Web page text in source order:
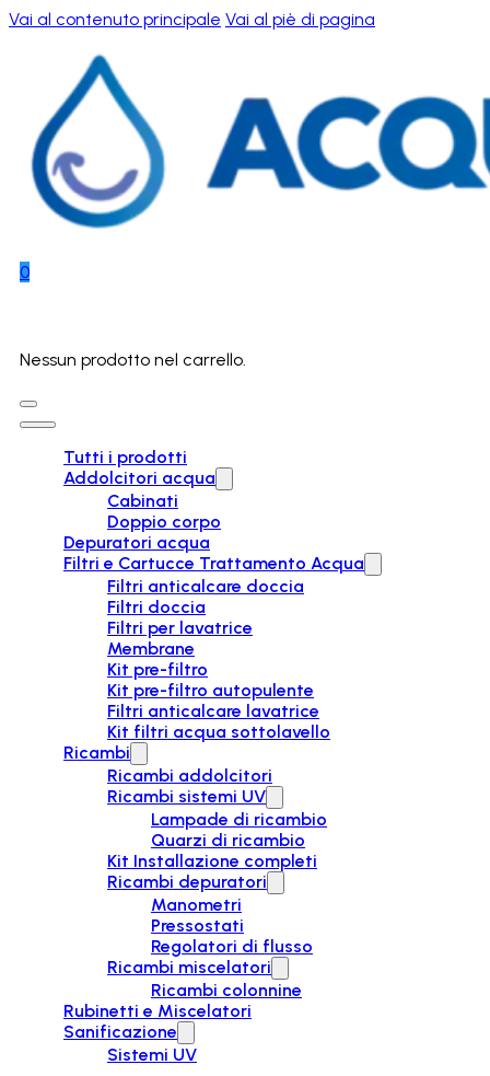
Vai al contenuto principale Vai al piè di pagina
0
Nessun prodotto nel carrello.
Tutti i prodotti
Addolcitori acqua
Cabinati
Doppio corpo
Depuratori acqua
Filtri e Cartucce Trattamento Acqua
Filtri anticalcare doccia
Filtri doccia
Filtri per lavatrice
Membrane
Kit pre-filtro
Kit pre-filtro autopulente
Filtri anticalcare lavatrice
Kit filtri acqua sottolavello
Ricambi
Ricambi addolcitori
Ricambi sistemi UV
Lampade di ricambio
Quarzi di ricambio
Kit Installazione completi
Ricambi depuratori
Manometri
Pressostati
Regolatori di flusso
Ricambi miscelatori
Ricambi colonnine
Rubinetti e Miscelatori
Sanificazione
Sistemi UV